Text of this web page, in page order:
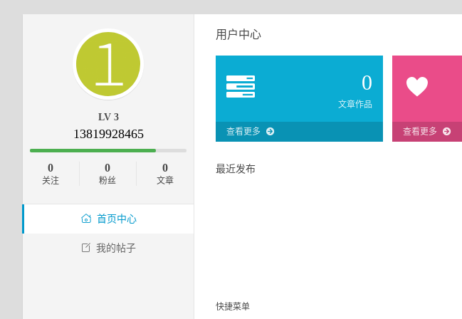
LV 3
13819928465
0
关注
0
粉丝
0
文章
首页中心
我的帖子
用户中心
0
文章作品
查看更多 查看更多
最近发布
快捷菜单